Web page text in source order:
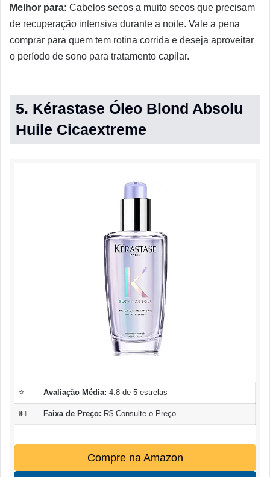
Melhor para: Cabelos secos a muito secos que precisam
de recuperação intensiva durante a noite. Vale a pena
comprar para quem tem rotina corrida e deseja aproveitar
o período de sono para tratamento capilar.
5. Kérastase Óleo Blond Absolu
Huile Cicaextreme
⭐ Avaliação Média: 4.8 de 5 estrelas
💵 Faixa de Preço: R$ Consulte o Preço
Compre na Amazon